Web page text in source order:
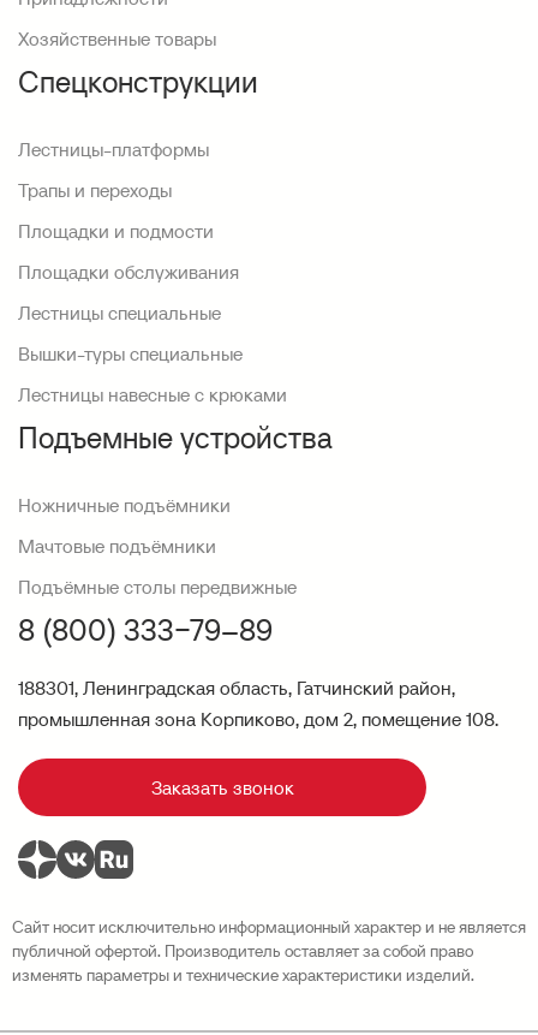
Хозяйственные товары
Спецконструкции
Лестницы-платформы
Трапы и переходы
Площадки и подмости
Площадки обслуживания
Лестницы специальные
Вышки-туры специальные
Лестницы навесные с крюками
Подъемные устройства
Ножничные подъёмники
Мачтовые подъёмники
Подъёмные столы передвижные
8 (800) 333−79–89
188301, Ленинградская область, Гатчинский район,
промышленная зона Корпиково, дом 2, помещение 108.
Заказать звонок
Сайт носит исключительно информационный характер и не является
публичной офертой. Производитель оставляет за собой право
изменять параметры и технические характеристики изделий.